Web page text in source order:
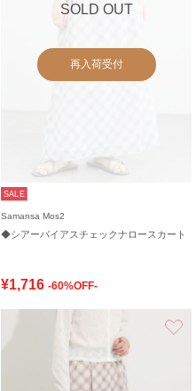
SOLD OUT
再入荷受付
SALE
Samansa Mos2
◆シアーバイアスチェックナロースカート
¥1,716 -60%OFF-